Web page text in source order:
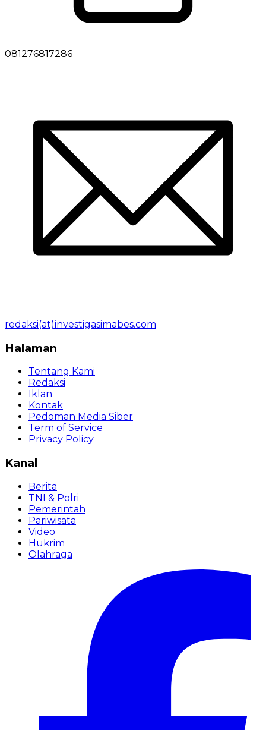
081276817286
redaksi(at)investigasimabes.com
Halaman
Tentang Kami
Redaksi
Iklan
Kontak
Pedoman Media Siber
Term of Service
Privacy Policy
Kanal
Berita
TNI & Polri
Pemerintah
Pariwisata
Video
Hukrim
Olahraga